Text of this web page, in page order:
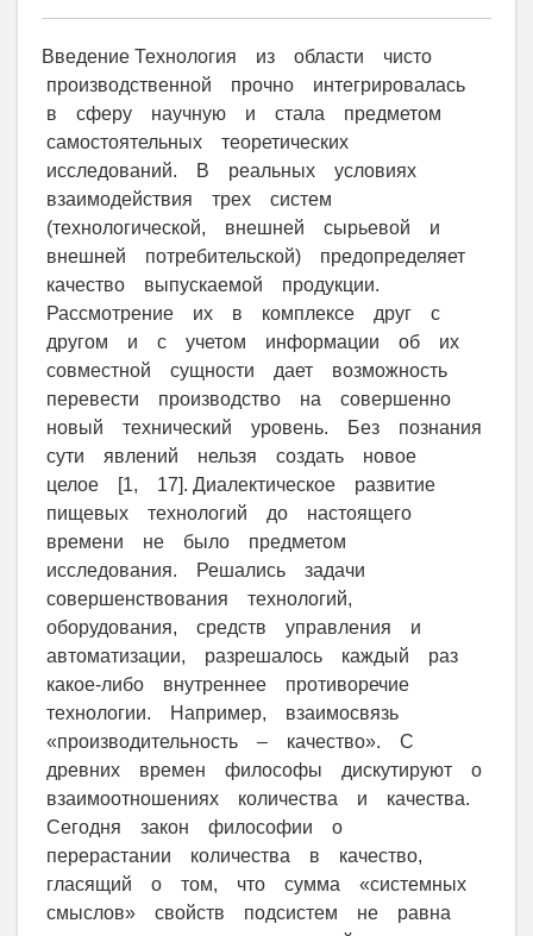
Введение Технология из области чисто
производственной прочно интегрировалась
в сферу научную и стала предметом
самостоятельных теоретических
исследований. В реальных условиях
взаимодействия трех систем
(технологической, внешней сырьевой и
внешней потребительской) предопределяет
качество выпускаемой продукции.
Рассмотрение их в комплексе друг с
другом и с учетом информации об их
совместной сущности дает возможность
перевести производство на совершенно
новый технический уровень. Без познания
сути явлений нельзя создать новое
целое [1, 17]. Диалектическое развитие
пищевых технологий до настоящего
времени не было предметом
исследования. Решались задачи
совершенствования технологий,
оборудования, средств управления и
автоматизации, разрешалось каждый раз
какое-либо внутреннее противоречие
технологии. Например, взаимосвязь
«производительность – качество». С
древних времен философы дискутируют о
взаимоотношениях количества и качества.
Сегодня закон философии о
перерастании количества в качество,
гласящий о том, что сумма «системных
смыслов» свойств подсистем не равна